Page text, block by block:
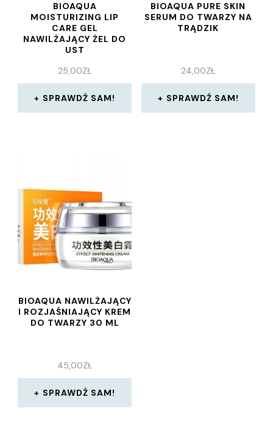
BIOAQUA
MOISTURIZING LIP
CARE GEL
NAWILŻAJĄCY ŻEL DO
UST
25,00ZŁ
SPRAWDŹ SAM!
BIOAQUA PURE SKIN
SERUM DO TWARZY NA
TRĄDZIK
24,00ZŁ
SPRAWDŹ SAM!
BIOAQUA NAWILŻAJĄCY
I ROZJAŚNIAJĄCY KREM
DO TWARZY 30 ML
45,00ZŁ
SPRAWDŹ SAM!